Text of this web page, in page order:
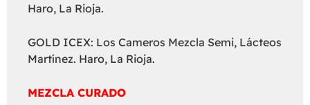
Haro, La Rioja.
GOLD ICEX: Los Cameros Mezcla Semi, Lácteos
Martínez. Haro, La Rioja.
MEZCLA CURADO